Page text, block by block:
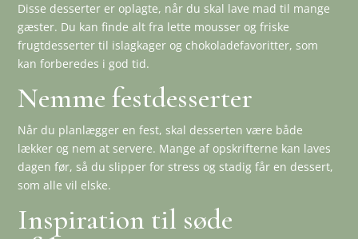
Disse desserter er oplagte, når du skal lave mad til mange
gæster. Du kan finde alt fra lette mousser og friske
frugtdesserter til islagkager og chokoladefavoritter, som
kan forberedes i god tid.
Nemme festdesserter
Når du planlægger en fest, skal desserten være både
lækker og nem at servere. Mange af opskrifterne kan laves
dagen før, så du slipper for stress og stadig får en dessert,
som alle vil elske.
Inspiration til søde